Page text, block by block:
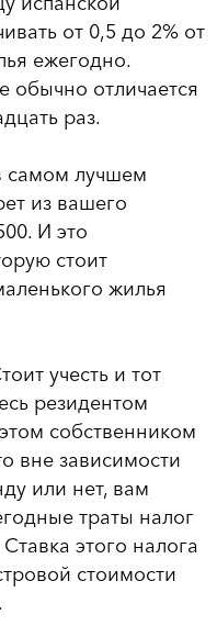
от 0,5 до 2% от
ежегодно.
обычно отличается
раз.
самом лучшем
из вашего
И это
стоит
жилья
учесть и тот
резидентом
собственником
вне зависимости
или нет, вам
траты налог
этого налога
стоимости